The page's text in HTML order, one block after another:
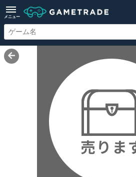
メニュー